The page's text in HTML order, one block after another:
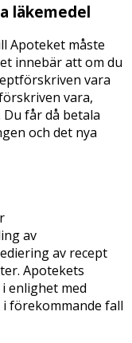
läkemedel
Apoteket måste
innebär att om du
vara
vara,
får då betala
och det nya
av
av recept
Apotekets
enlighet med
förekommande fall